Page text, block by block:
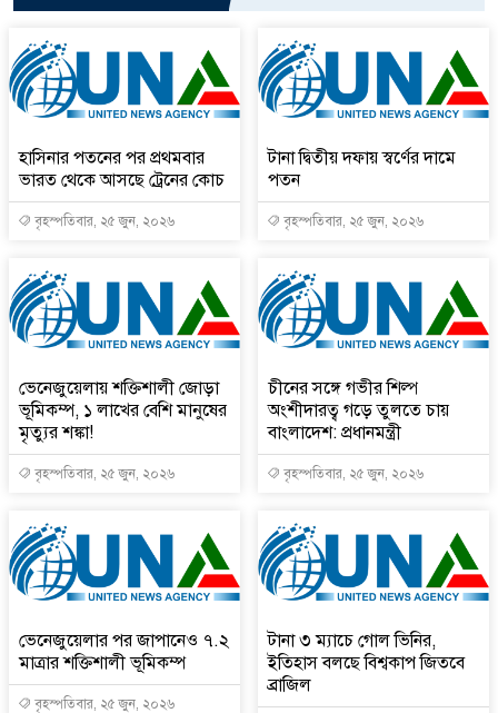
হাসিনার পতনের পর প্রথমবার
ভারত থেকে আসছে ট্রেনের কোচ
বৃহস্পতিবার, ২৫ জুন, ২০২৬
টানা দ্বিতীয় দফায় স্বর্ণের দামে
পতন
বৃহস্পতিবার, ২৫ জুন, ২০২৬
ভেনেজুয়েলায় শক্তিশালী জোড়া
ভূমিকম্প, ১ লাখের বেশি মানুষের
মৃত্যুর শঙ্কা!
বৃহস্পতিবার, ২৫ জুন, ২০২৬
চীনের সঙ্গে গভীর শিল্প
অংশীদারত্ব গড়ে তুলতে চায়
বাংলাদেশ: প্রধানমন্ত্রী
বৃহস্পতিবার, ২৫ জুন, ২০২৬
ভেনেজুয়েলার পর জাপানেও ৭.২
মাত্রার শক্তিশালী ভূমিকম্প
বৃহস্পতিবার, ২৫ জুন, ২০২৬
টানা ৩ ম্যাচে গোল ভিনির,
ইতিহাস বলছে বিশ্বকাপ জিতবে
ব্রাজিল